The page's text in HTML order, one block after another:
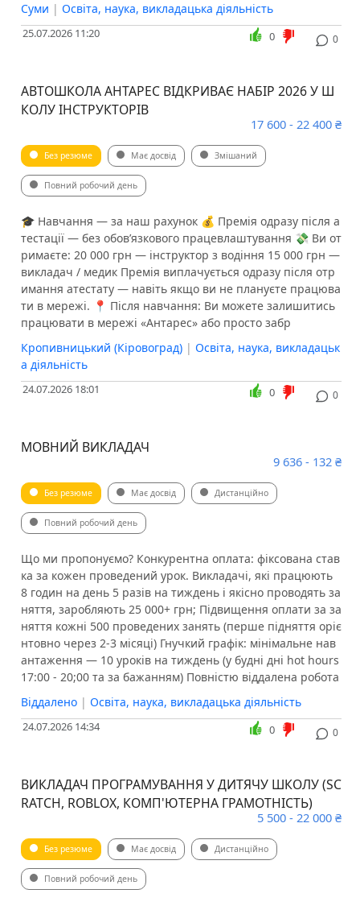
Суми | Освіта, наука, викладацька діяльність
25.07.2026 11:20 0
0
АВТОШКОЛА АНТАРЕС ВІДКРИВАЄ НАБІР 2026 У Ш
КОЛУ ІНСТРУКТОРІВ
17 600 - 22 400 ₴
Без резюме Має досвід Змішаний
Повний робочий день
🎓 Навчання — за наш рахунок 💰 Премія одразу після а
тестації — без обов’язкового працевлаштування 💸 Ви от
римаєте: 20 000 грн — інструктор з водіння 15 000 грн —
викладач / медик ️Премія виплачується одразу після отр
имання атестату — навіть якщо ви не плануєте працюва
ти в мережі. 📍 Після навчання: Ви можете залишитись
працювати в мережі «Антарес» або просто забр
Кропивницький (Кіровоград) | Освіта, наука, викладацьк
а діяльність
24.07.2026 18:01 0
0
МОВНИЙ ВИКЛАДАЧ
9 636 - 132 ₴
Без резюме Має досвід Дистанційно
Повний робочий день
Що ми пропонуємо? Конкурентна оплата: фіксована став
ка за кожен проведений урок. Викладачі, які працюють
8 годин на день 5 разів на тиждень і якісно проводять за
няття, заробляють 25 000+ грн; Підвищення оплати за за
няття кожні 500 проведених занять (перше підняття оріє
нтовно через 2-3 місяці) Гнучкий графік: мінімальне нав
антаження — 10 уроків на тиждень (у будні дні hot hours
17:00 - 20;00 та за бажанням) Повністю віддалена робота
Віддалено | Освіта, наука, викладацька діяльність
24.07.2026 14:34 0
0
ВИКЛАДАЧ ПРОГРАМУВАННЯ У ДИТЯЧУ ШКОЛУ (SC
RATCH, ROBLOX, КОМП'ЮТЕРНА ГРАМОТНІСТЬ)
5 500 - 22 000 ₴
Без резюме Має досвід Дистанційно
Повний робочий день